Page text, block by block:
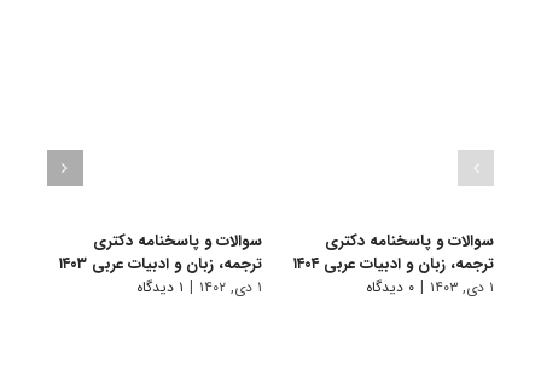
سوالات و پاسخنامه دکتری
ترجمه، زبان و ادبیات عربی ۱۴۰۴
۱ دی, ۱۴۰۳ | ۰ دیدگاه
سوالات و پاسخنامه دکتری
ترجمه، زبان و ادبیات عربی ۱۴۰۳
۱ دی, ۱۴۰۲ | ۱ دیدگاه